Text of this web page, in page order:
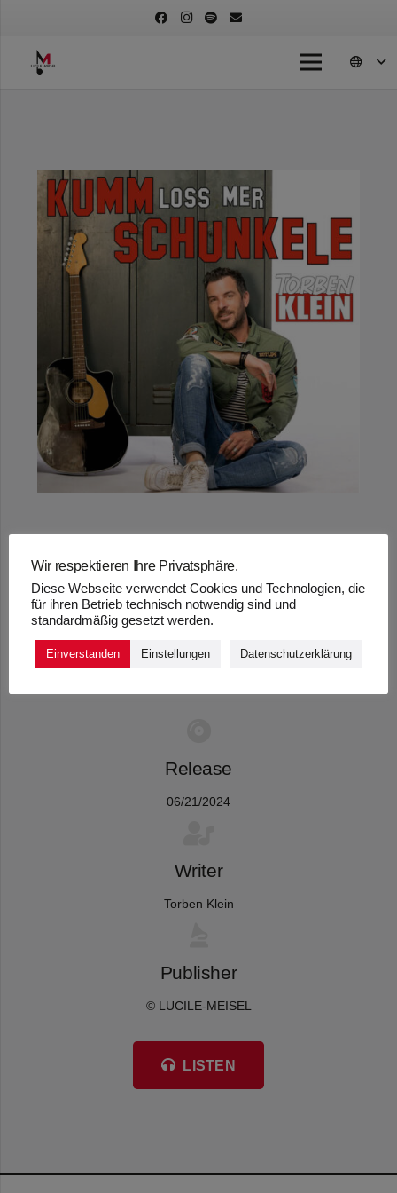
„KUMM LOSS MER
SCHUNKELE“ –
TORBEN KLEIN
Release
06/21/2024
Writer
Torben Klein
Publisher
© LUCILE-MEISEL
LISTEN
Wir respektieren Ihre Privatsphäre.
Diese Webseite verwendet Cookies und Technologien, die
für ihren Betrieb technisch notwendig sind und
standardmäßig gesetzt werden.
Einverstanden Einstellungen Datenschutzerklärung